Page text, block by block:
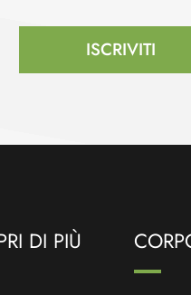
ISCRIVITI
DI PIÙ